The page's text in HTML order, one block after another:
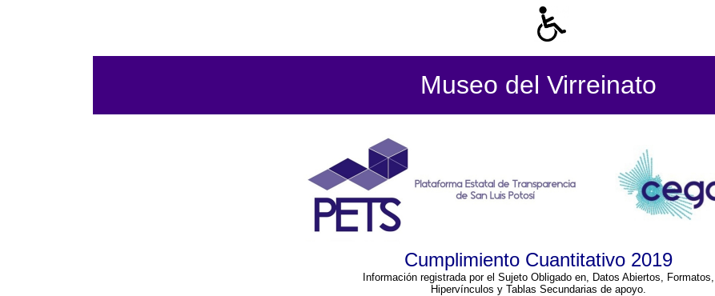
Museo del Virreinato
Cumplimiento Cuantitativo 2019
Información registrada por el Sujeto Obligado en, Datos Abiertos, Formatos,
Hipervínculos y Tablas Secundarias de apoyo.